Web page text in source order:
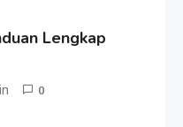
Lengkap
0